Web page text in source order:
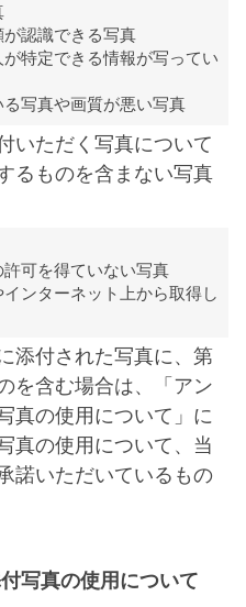
認識できる写真
特定できる情報が写ってい
写真や画質が悪い写真
いただく写真について
るものを含まない写真
可を得ていない写真
ンターネット上から取得し
添付された写真に、第
を含む場合は、「アン
真の使用について」に
真の使用について、当
諾いただいているもの
写真の使用について